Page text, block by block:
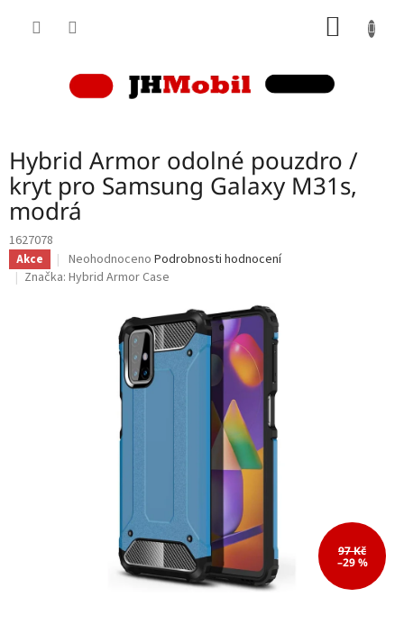
Hybrid Armor odolné pouzdro /
kryt pro Samsung Galaxy M31s,
modrá
1627078
Akce
Průměrné
hodnocení
hvězdiček.
Neohodnoceno Podrobnosti hodnocení
Značka: Hybrid Armor Case
97 Kč
–29 %